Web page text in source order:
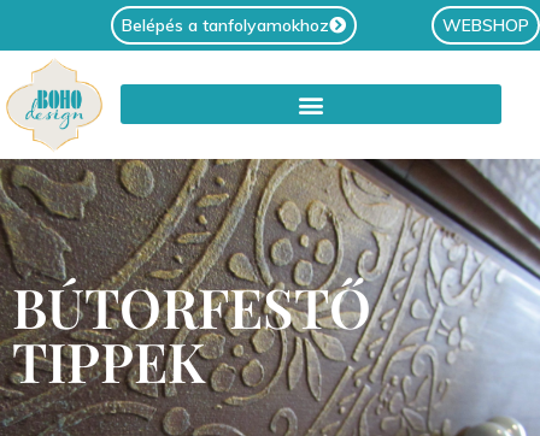
Belépés a tanfolyamokhoz WEBSHOP
BÚTORFESTŐ
TIPPEK